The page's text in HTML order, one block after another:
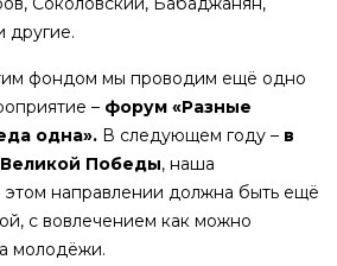
другие.
фондом мы проводим ещё одно
– форум «Разные
одна». В следующем году – в
Победы, наша
этом направлении должна быть ещё
с вовлечением как можно
молодёжи.